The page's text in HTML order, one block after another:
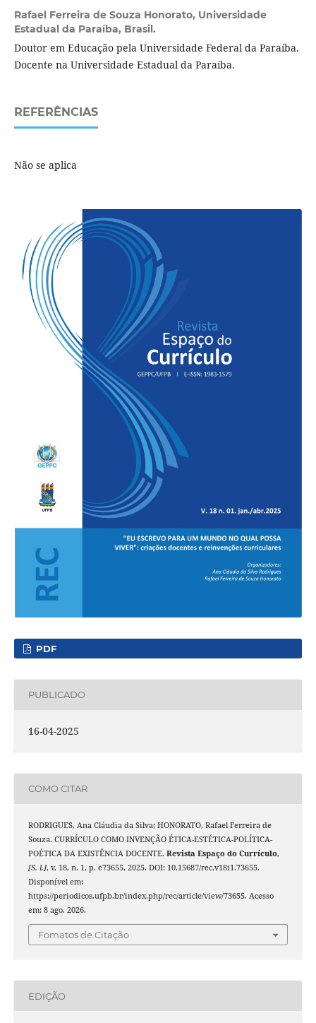
Rafael Ferreira de Souza Honorato, Universidade
Estadual da Paraíba, Brasil.
Doutor em Educação pela Universidade Federal da Paraíba.
Docente na Universidade Estadual da Paraíba.
REFERÊNCIAS
Não se aplica
PDF
PUBLICADO
16-04-2025
COMO CITAR
RODRIGUES, Ana Cláudia da Silva; HONORATO, Rafael Ferreira de
Souza. CURRÍCULO COMO INVENÇÃO ÉTICA-ESTÉTICA-POLÍTICA-
POÉTICA DA EXISTÊNCIA DOCENTE. Revista Espaço do Currículo,
[S. l.], v. 18, n. 1, p. e73655, 2025. DOI: 10.15687/rec.v18i1.73655.
Disponível em:
https://periodicos.ufpb.br/index.php/rec/article/view/73655. Acesso
em: 8 ago. 2026.
Fomatos de Citação
EDIÇÃO